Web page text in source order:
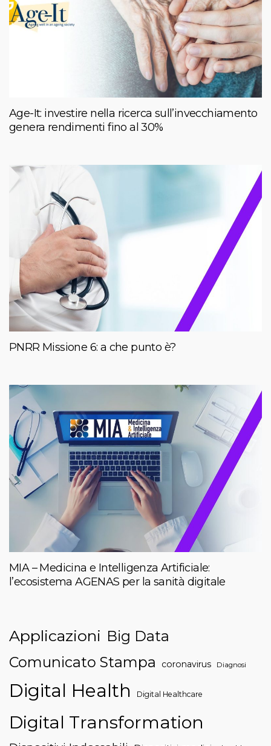
Age-It: investire nella ricerca sull’invecchiamento
genera rendimenti fino al 30%
PNRR Missione 6: a che punto è?
MIA – Medicina e Intelligenza Artificiale:
l’ecosistema AGENAS per la sanità digitale
Applicazioni Big Data
Comunicato Stampa
coronavirus Diagnosi
Digital Health Digital Healthcare
Digital Transformation